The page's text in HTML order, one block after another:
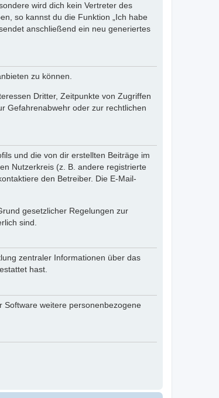
wird dich kein Vertreter des
so kannst du die Funktion „Ich habe
anschließend ein neu generiertes
zu können.
Dritter, Zeitpunkte von Zugriffen
Gefahrenabwehr oder zur rechtlichen
und die von dir erstellten Beiträge im
Nutzerkreis (z. B. andere registrierte
den Betreiber. Die E-Mail-
gesetzlicher Regelungen zur
sind.
zentraler Informationen über das
hast.
Software weitere personenbezogene